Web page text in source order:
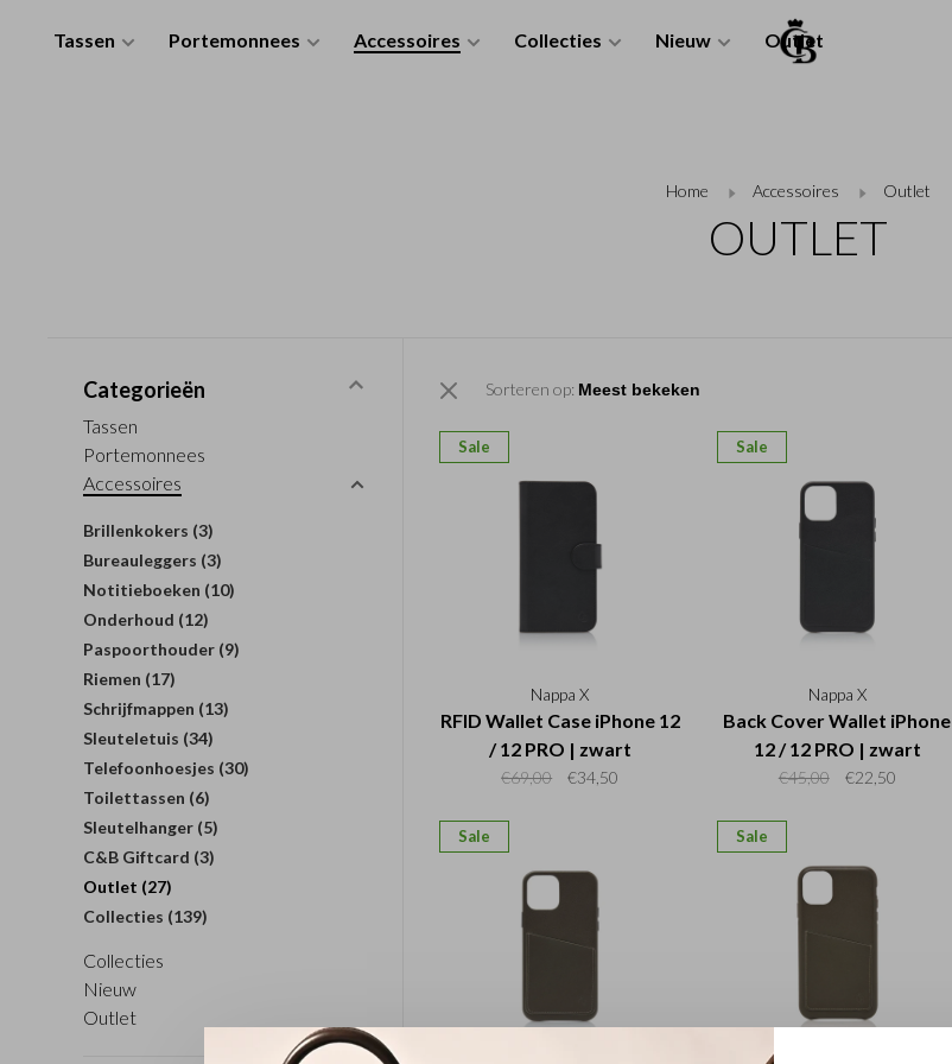
Tassen Portemonnees Accessoires Collecties Nieuw Outlet
Home Accessoires Outlet
OUTLET
Categorieën
Tassen
Portemonnees
Accessoires
Brillenkokers (3)
Bureauleggers (3)
Notitieboeken (10)
Onderhoud (12)
Paspoorthouder (9)
Riemen (17)
Schrijfmappen (13)
Sleuteletuis (34)
Telefoonhoesjes (30)
Toilettassen (6)
Sleutelhanger (5)
C&B Giftcard (3)
Outlet (27)
Collecties (139)
Collecties
Nieuw
Outlet
Sorteren op:
Sale
Nappa X
RFID Wallet Case iPhone 12
/ 12 PRO | zwart
€69,00 €34,50
Sale
Nappa X
Back Cover Wallet iPhone
12 / 12 PRO | zwart
€45,00 €22,50
Sale Sale